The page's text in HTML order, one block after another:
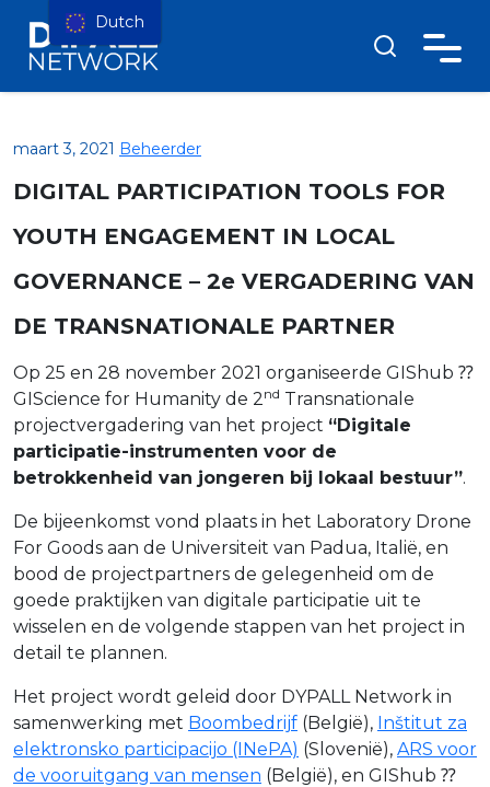
maart 3, 2021 Beheerder
DIGITAL PARTICIPATION TOOLS FOR
YOUTH ENGAGEMENT IN LOCAL
GOVERNANCE – 2e VERGADERING VAN
DE TRANSNATIONALE PARTNER
Op 25 en 28 november 2021 organiseerde GIShub ⁇
GIScience for Humanity de 2nd Transnationale
projectvergadering van het project “Digitale
participatie-instrumenten voor de
betrokkenheid van jongeren bij lokaal bestuur”.
De bijeenkomst vond plaats in het Laboratory Drone
For Goods aan de Universiteit van Padua, Italië, en
bood de projectpartners de gelegenheid om de
goede praktijken van digitale participatie uit te
wisselen en de volgende stappen van het project in
detail te plannen.
Het project wordt geleid door DYPALL Network in
samenwerking met Boombedrijf (België), Inštitut za
elektronsko participacijo (INePA) (Slovenië), ARS voor
de vooruitgang van mensen (België), en GIShub ⁇
Dutch